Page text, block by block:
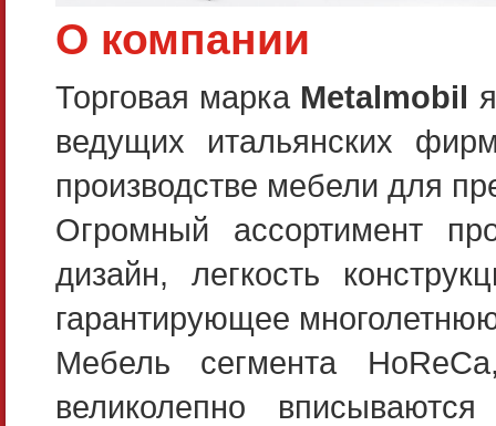
О компании
Торговая марка Metalmobil
ведущих итальянских
производстве мебели для
Огромный ассортимент
дизайн, легкость
гарантирующее
Мебель сегмента
великолепно